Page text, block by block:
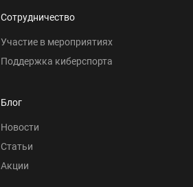
Сотрудничество
Участие в мероприятиях
Поддержка киберспорта
Блог
Новости
Статьи
Акции